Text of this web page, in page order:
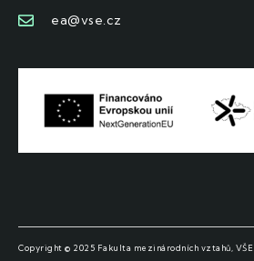
ea@vse.cz
Copyright © 2025 Fakulta mezinárodních vztahů, VŠE